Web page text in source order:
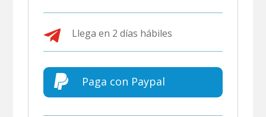
 Llega en 2 días hábiles
 Paga con Paypal